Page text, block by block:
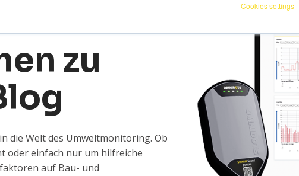
Cookies settings
zu
die Welt des Umweltmonitoring. Ob
oder einfach nur um hilfreiche
auf Bau- und